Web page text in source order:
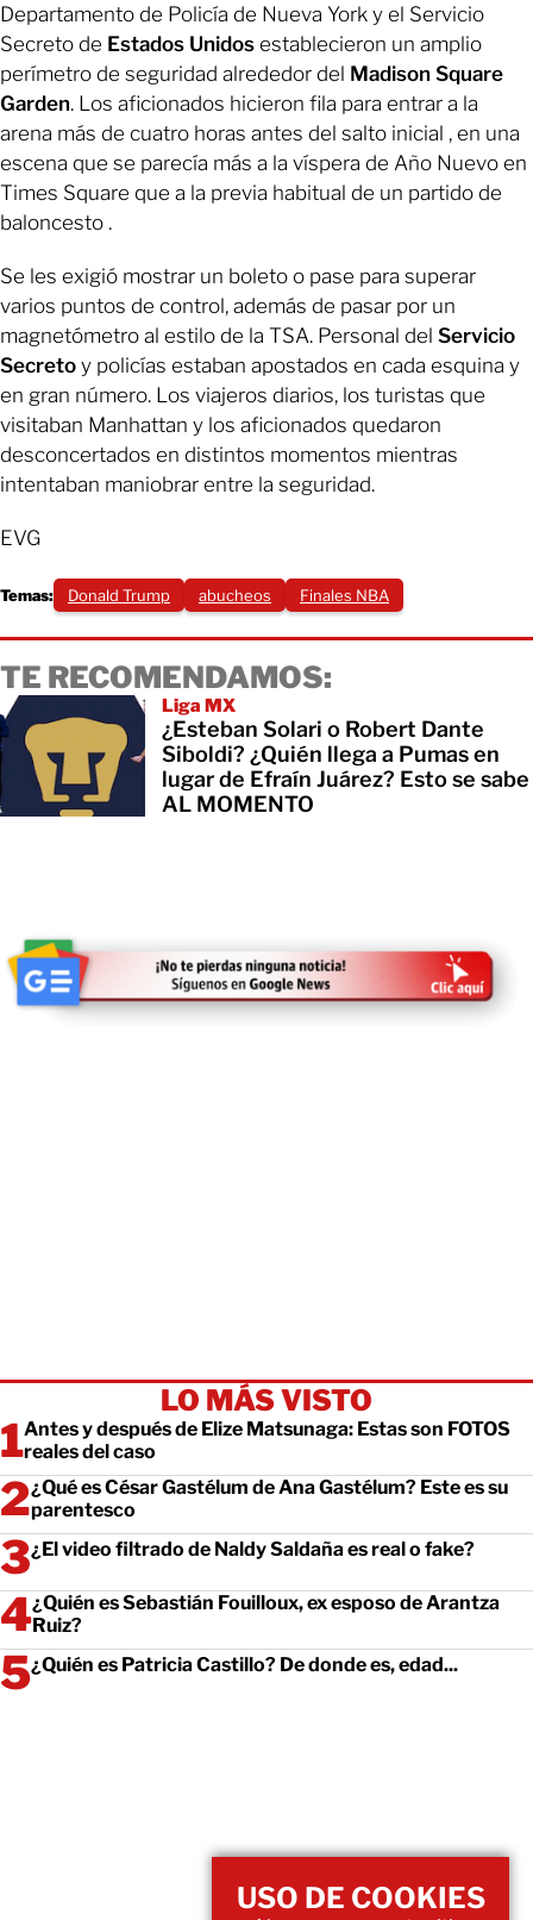
Departamento de Policía de Nueva York y el Servicio
Secreto de Estados Unidos establecieron un amplio
perímetro de seguridad alrededor del Madison Square
Garden. Los aficionados hicieron fila para entrar a la
arena más de cuatro horas antes del salto inicial , en una
escena que se parecía más a la víspera de Año Nuevo en
Times Square que a la previa habitual de un partido de
baloncesto .
Se les exigió mostrar un boleto o pase para superar
varios puntos de control, además de pasar por un
magnetómetro al estilo de la TSA. Personal del Servicio
Secreto y policías estaban apostados en cada esquina y
en gran número. Los viajeros diarios, los turistas que
visitaban Manhattan y los aficionados quedaron
desconcertados en distintos momentos mientras
intentaban maniobrar entre la seguridad.
EVG
Temas: Donald Trump abucheos Finales NBA
TE RECOMENDAMOS:
Liga MX
¿Esteban Solari o Robert Dante
Siboldi? ¿Quién llega a Pumas en
lugar de Efraín Juárez? Esto se sabe
AL MOMENTO
LO MÁS VISTO
Antes y después de Elize Matsunaga: Estas son FOTOS
reales del caso
¿Qué es César Gastélum de Ana Gastélum? Este es su
parentesco
¿El video filtrado de Naldy Saldaña es real o fake?
¿Quién es Sebastián Fouilloux, ex esposo de Arantza
Ruiz?
¿Quién es Patricia Castillo? De donde es, edad...
USO DE COOKIES